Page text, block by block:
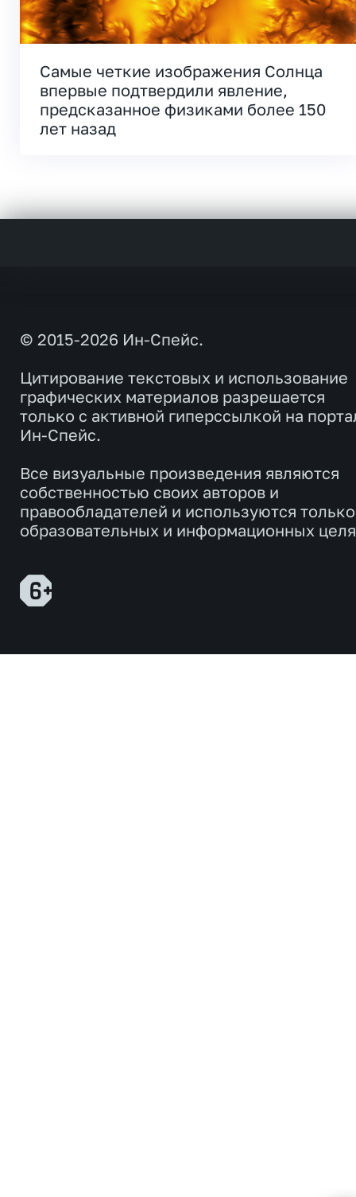
Самые четкие изображения Солнца
впервые подтвердили явление,
предсказанное физиками более 150
лет назад
© 2015-2026 Ин-Спейс.
Цитирование текстовых и использование
графических материалов разрешается
только с активной гиперссылкой на
Ин-Спейс.
Все визуальные произведения являются
собственностью своих авторов и
правообладателей и используются
образовательных и информационных